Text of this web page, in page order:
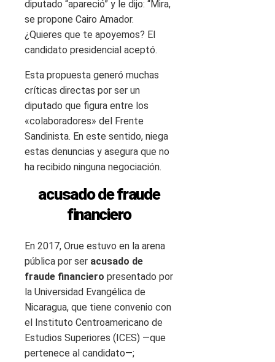
diputado “apareció” y le dijo: “Mira,
se propone Cairo Amador.
¿Quieres que te apoyemos? El
candidato presidencial aceptó.
Esta propuesta generó muchas
críticas directas por ser un
diputado que figura entre los
«colaboradores» del Frente
Sandinista. En este sentido, niega
estas denuncias y asegura que no
ha recibido ninguna negociación.
acusado de fraude
financiero
En 2017, Orue estuvo en la arena
pública por ser acusado de
fraude financiero presentado por
la Universidad Evangélica de
Nicaragua, que tiene convenio con
el Instituto Centroamericano de
Estudios Superiores (ICES) —que
pertenece al candidato—;